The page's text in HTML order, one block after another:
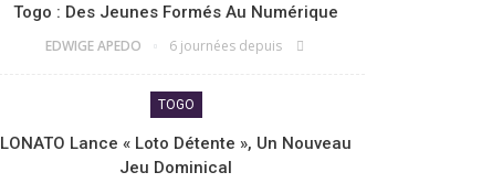
Togo : Des Jeunes Formés Au Numérique
EDWIGE APEDO 6 journées depuis
TOGO
LONATO Lance « Loto Détente », Un Nouveau
Jeu Dominical